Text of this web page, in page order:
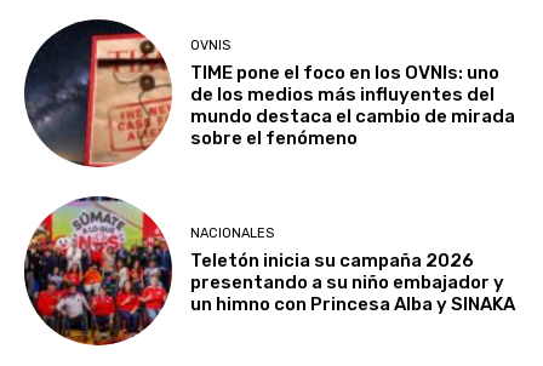
OVNIS
TIME pone el foco en los OVNIs: uno
de los medios más influyentes del
mundo destaca el cambio de mirada
sobre el fenómeno
NACIONALES
Teletón inicia su campaña 2026
presentando a su niño embajador y
un himno con Princesa Alba y SINAKA